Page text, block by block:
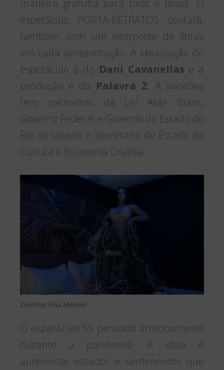
maneira gratuita para todo o Brasil. O
espetáculo PORTA-RETRATOS contará,
também, com um intérprete de libras
em cada apresentação. A idealização do
espetáculo é de Dani Cavanellas e a
produção é da Palavra Z. A iniciativa
tem patrocínio da Lei Aldir Blanc,
Governo Federal e Governo do Estado do
Rio de Janeiro e Secretaria de Estado de
Cultura e Economia Criativa.
Créditos: Elisa Mendes
O espetáculo foi pensado artisticamente
durante a pandemia. A ideia é
apresentar estados e sentimentos que